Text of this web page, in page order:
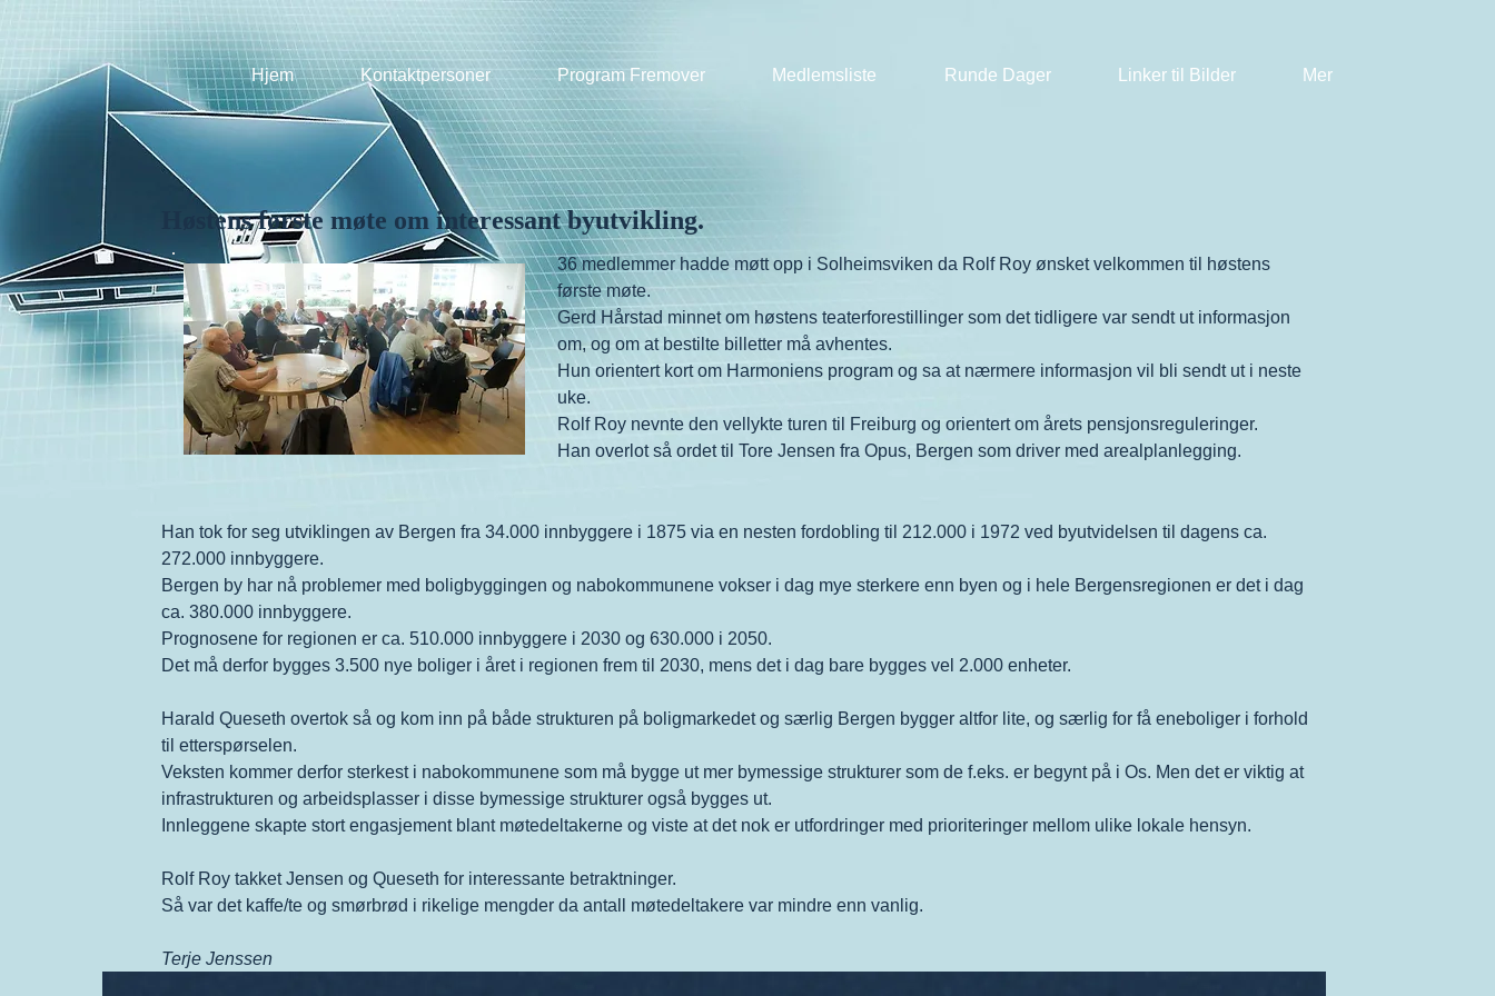
Hjem Kontaktpersoner Program Fremover Medlemsliste Runde Dager Linker til Bilder Mer
Høstens første møte om interessant byutvikling.
36 medlemmer hadde møtt opp i Solheimsviken da Rolf Roy ønsket velkommen til høstens
første møte.
Gerd Hårstad minnet om høstens teaterforestillinger som det tidligere var sendt ut informasjon
om, og om at bestilte billetter må avhentes.
Hun orientert kort om Harmoniens program og sa at nærmere informasjon vil bli sendt ut i neste
uke.
Rolf Roy nevnte den vellykte turen til Freiburg og orientert om årets pensjonsreguleringer.
Han overlot så ordet til Tore Jensen fra Opus, Bergen som driver med arealplanlegging.
Han tok for seg utviklingen av Bergen fra 34.000 innbyggere i 1875 via en nesten fordobling til 212.000 i 1972 ved byutvidelsen til dagens ca.
272.000 innbyggere.
Bergen by har nå problemer med boligbyggingen og nabokommunene vokser i dag mye sterkere enn byen og i hele Bergensregionen er det i dag
ca. 380.000 innbyggere.
Prognosene for regionen er ca. 510.000 innbyggere i 2030 og 630.000 i 2050.
Det må derfor bygges 3.500 nye boliger i året i regionen frem til 2030, mens det i dag bare bygges vel 2.000 enheter.
Harald Queseth overtok så og kom inn på både strukturen på boligmarkedet og særlig Bergen bygger altfor lite, og særlig for få eneboliger i forhold
til etterspørselen.
Veksten kommer derfor sterkest i nabokommunene som må bygge ut mer bymessige strukturer som de f.eks. er begynt på i Os. Men det er viktig at
infrastrukturen og arbeidsplasser i disse bymessige strukturer også bygges ut.
Innleggene skapte stort engasjement blant møtedeltakerne og viste at det nok er utfordringer med prioriteringer mellom ulike lokale hensyn.
Rolf Roy takket Jensen og Queseth for interessante betraktninger.
Så var det kaffe/te og smørbrød i rikelige mengder da antall møtedeltakere var mindre enn vanlig.
Terje Jenssen